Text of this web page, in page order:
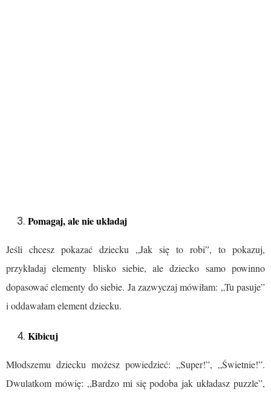
Pomagaj, ale nie układaj
Jeśli chcesz pokazać dziecku „Jak się to robi”, to pokazuj,
przykładaj elementy blisko siebie, ale dziecko samo powinno
dopasować elementy do siebie. Ja zazwyczaj mówiłam: „Tu pasuje”
i oddawałam element dziecku.
Kibicuj
Młodszemu dziecku możesz powiedzieć: „Super!”, „Świetnie!”.
Dwulatkom mówię: „Bardzo mi się podoba jak układasz puzzle”,